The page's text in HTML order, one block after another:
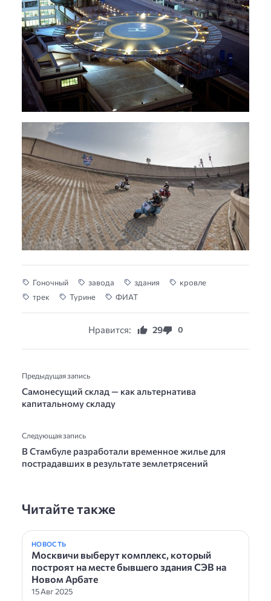
Гоночный завода здания
кровле
трек
Турине ФИАТ
Нравится: 29 0
Предыдущая запись
Самонесущий склад — как альтернатива
капитальному складу
Следующая запись
В Стамбуле разработали временное жилье для
пострадавших в результате землетрясений
Читайте также
НОВОСТЬ
Москвичи выберут комплекс, который
построят на месте бывшего здания СЭВ на
Новом Арбате
15 Авг 2025